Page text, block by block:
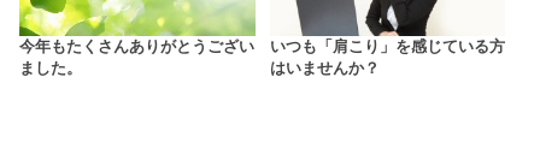
今年もたくさんありがとうござい
ました。
いつも「肩こり」を感じている方
はいませんか？